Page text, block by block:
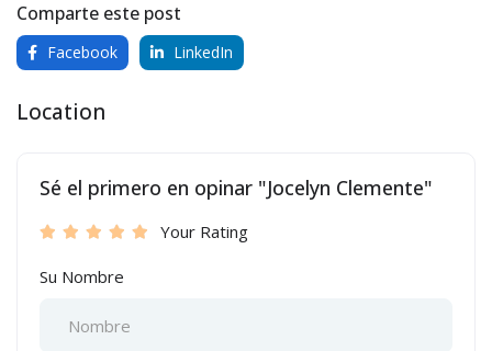
Comparte este post
Facebook LinkedIn
Location
Sé el primero en opinar "Jocelyn Clemente"
Your Rating
Su Nombre